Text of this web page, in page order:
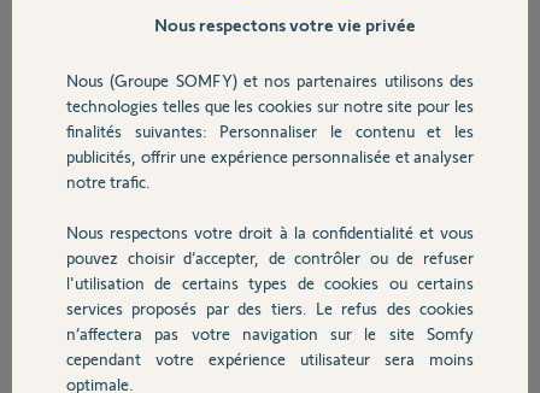
Sécurité
Domotique
Chauffage
Autres produits
avec différentes températures (consignes) qui fonctionne
parfaitement.
Cependant, si de mon téléphone (application Tahoma) je veux
augmenter la consigne du chauffage (exemple: ce soir j'ai un peu
Il faut rallumer le PC pour basculer en mode programmation via
Somfy connect. Ne peux-t-on pas le faire via l'application, surtout
que l'icone existe mais reste toujours grisé.
merci de votre aide
Nous respectons votre vie privée
Nous (Groupe SOMFY) et nos partenaires utilisons des
technologies telles que les cookies sur notre site pour les
finalités suivantes: Personnaliser le contenu et les
publicités, offrir une expérience personnalisée et analyser
notre trafic.
Nous respectons votre droit à la confidentialité et vous
pouvez choisir d’accepter, de contrôler ou de refuser
l'utilisation de certains types de cookies ou certains
services proposés par des tiers. Le refus des cookies
n’affectera pas votre navigation sur le site Somfy
cependant votre expérience utilisateur sera moins
optimale.